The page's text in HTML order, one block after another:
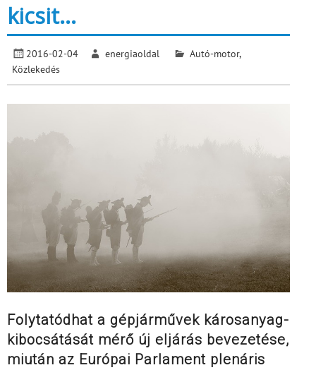
kicsit…
2016-02-04 energiaoldal Autó-motor,
Közlekedés
Folytatódhat a gépjárművek károsanyag-
kibocsátását mérő új eljárás bevezetése,
miután az Európai Parlament plenáris